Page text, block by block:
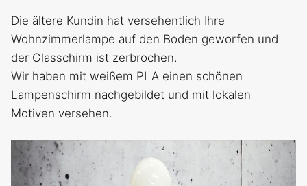
Die ältere Kundin hat versehentlich Ihre
Wohnzimmerlampe auf den Boden geworfen und
der Glasschirm ist zerbrochen.
Wir haben mit weißem PLA einen schönen
Lampenschirm nachgebildet und mit lokalen
Motiven versehen.